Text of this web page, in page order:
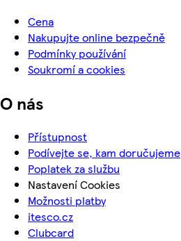
Cena
Nakupujte online bezpečně
Podmínky používání
Soukromí a cookies
O nás
Přístupnost
Podívejte se, kam doručujeme
Poplatek za službu
Nastavení Cookies
Možnosti platby
itesco.cz
Clubcard